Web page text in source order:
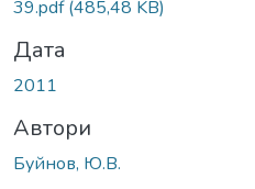
39.pdf(485,48 KB)
Дата
2011
Автори
Буйнов, Ю.В.